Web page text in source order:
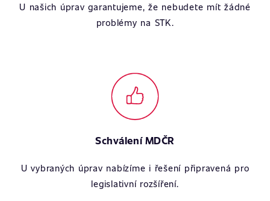
U našich úprav garantujeme, že nebudete mít žádné
problémy na STK.
Schválení MDČR
U vybraných úprav nabízíme i řešení připravená pro
legislativní rozšíření.